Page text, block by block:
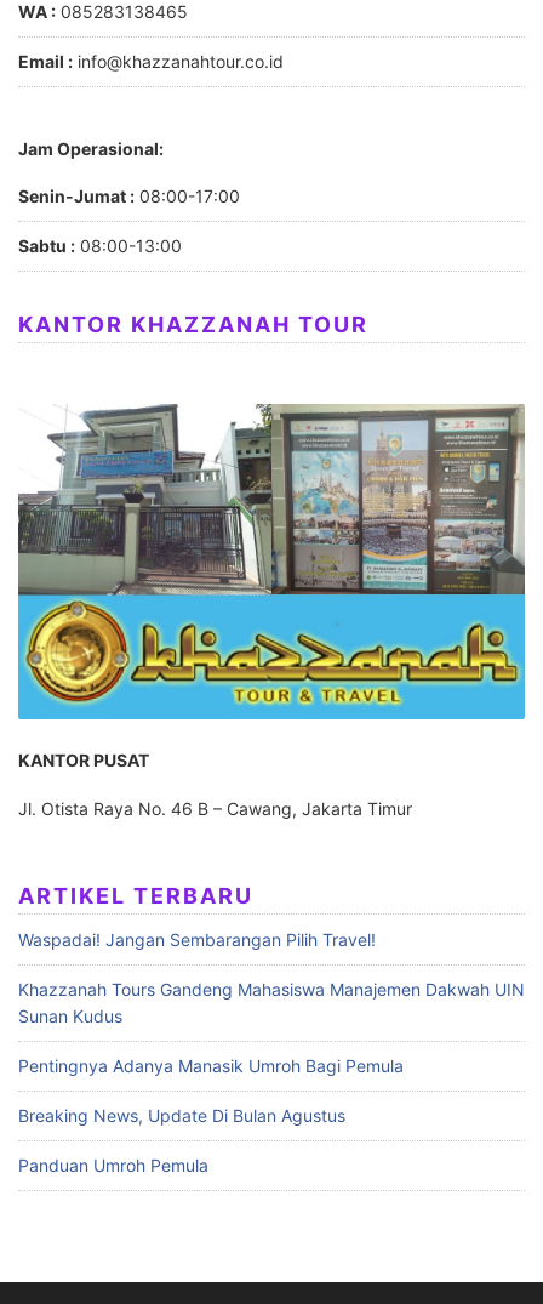
WA : 085283138465
Email : info@khazzanahtour.co.id
Jam Operasional:
Senin-Jumat : 08:00-17:00
Sabtu : 08:00-13:00
KANTOR KHAZZANAH TOUR
KANTOR PUSAT
Jl. Otista Raya No. 46 B – Cawang, Jakarta Timur
ARTIKEL TERBARU
Waspadai! Jangan Sembarangan Pilih Travel!
Khazzanah Tours Gandeng Mahasiswa Manajemen Dakwah UIN
Sunan Kudus
Pentingnya Adanya Manasik Umroh Bagi Pemula
Breaking News, Update Di Bulan Agustus
Panduan Umroh Pemula